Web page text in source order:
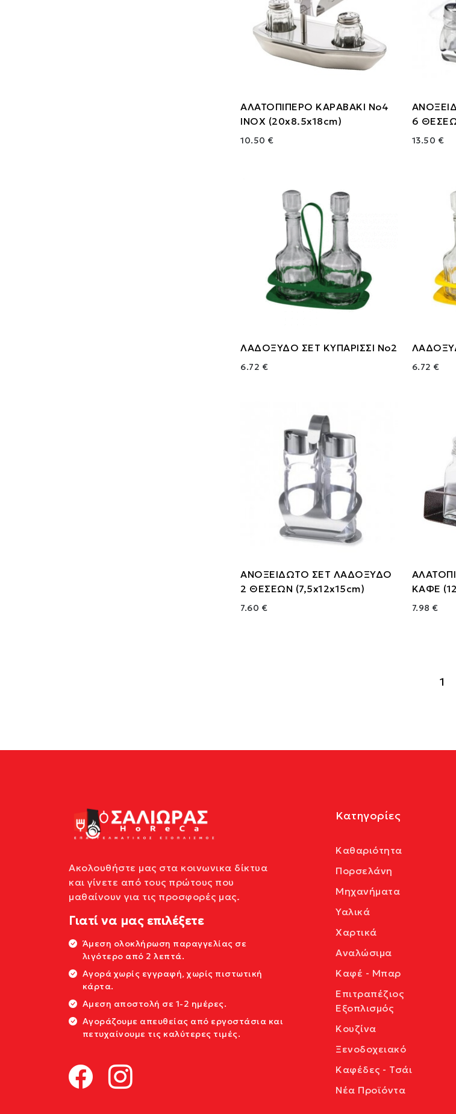
ΑΛΑΤΟΠΙΠΕΡΟ ΚΑΡΑΒΑΚΙ Νο4
ΙΝΟΧ (20x8.5x18cm)
10.50 €
6
13.50 €
ΛΑΔΟΞΥΔΟ ΣΕΤ ΚΥΠΑΡΙΣΣΙ Νο2
6.72 € 6.72 €
ΑΝΟΞΕΙΔΩΤΟ ΣΕΤ ΛΑΔΟΞΥΔΟ
2 ΘΕΣΕΩΝ (7,5x12x15cm)
7.60 €
ΚΑΦΕ
7.98 €
1
Ακολουθήστε μας στα κοινωνικα δίκτυα
και γίνετε από τους πρώτους που
μαθαίνουν για τις προσφορές μας.
Γιατί να μας επιλέξετε
Άμεση ολοκλήρωση παραγγελίας σε
λιγότερο από 2 λεπτά.
Αγορά χωρίς εγγραφή, χωρίς πιστωτική
κάρτα.
Αμεση αποστολή σε 1-2 ημέρες.
Αγοράζουμε απευθείας από εργοστάσια και
πετυχαίνουμε τις καλύτερες τιμές.
Κατηγορίες
Καθαριότητα
Πορσελάνη
Μηχανήματα
Υαλικά
Χαρτικά
Αναλώσιμα
Καφέ - Μπαρ
Επιτραπέζιος
Εξοπλισμός
Κουζίνα
Ξενοδοχειακό
Καφέδες - Τσάι
Νέα Προϊόντα